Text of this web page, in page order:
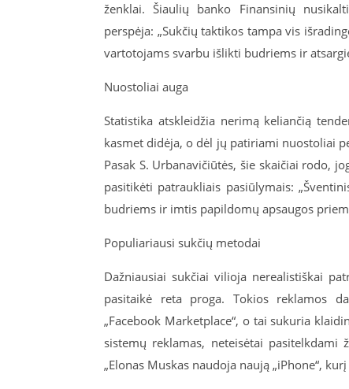
ženklai. Šiaulių banko Finansinių
perspėja: „Sukčių taktikos tampa vis
vartotojams svarbu išlikti budriems ir
Nuostoliai auga
Statistika atskleidžia nerimą keliančią
kasmet didėja, o dėl jų patiriami nuostoliai
Pasak S. Urbanavičiūtės, šie skaičiai rodo,
pasitikėti patraukliais pasiūlymais:
budriems ir imtis papildomų apsaugos
Populiariausi sukčių metodai
Dažniausiai sukčiai vilioja nerealistiškai
pasitaikė reta proga. Tokios reklamos
„Facebook Marketplace“, o tai sukuria
sistemų reklamas, neteisėtai
„Elonas Muskas naudoja naują „iPhone“,